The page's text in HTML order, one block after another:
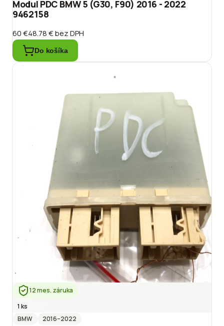
Modul PDC BMW 5 (G30, F90) 2016 - 2022
9462158
60 €48.78 €bez DPH
Do košíka
12 mes. záruka
1 ks
BMW
2016–2022